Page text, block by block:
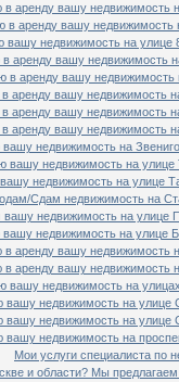
аренду вашу недвижимость
в аренду вашу недвижимость
вашу недвижимость на улице
аренду вашу недвижимость
в аренду вашу недвижимость
аренду вашу недвижимость
аренду вашу недвижимость
аренду вашу недвижимость
недвижимость на
вашу недвижимость на улице
недвижимость на улице
Сдам недвижимость на
недвижимость на улице
недвижимость на улице
аренду вашу недвижимость
аренду вашу недвижимость
вашу недвижимость на
недвижимость на улице
недвижимость на улице
недвижимость на
Мои услуги специалиста по
и области? Мы